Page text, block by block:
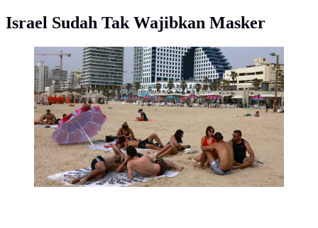
Israel Sudah Tak Wajibkan Masker
Orang-orang bersantai di pantai di kota pesisir Israel Tel
Aviv (19/4/2021). Sebanyak 81 persen warga di atas
usia 16 tahun mendapat vaksin, dan berdampak pada
penurunan angka rawat inap dan penyebaran virus
corona. (AFP/menahem kahana)